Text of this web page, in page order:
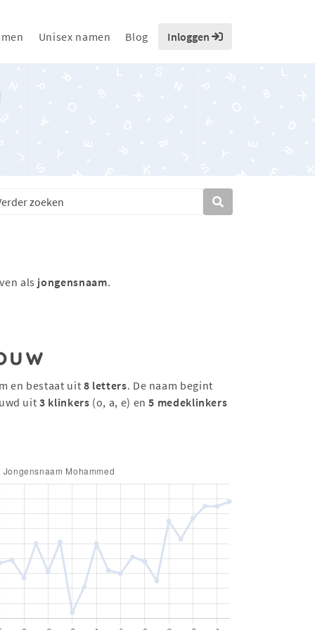
Unisex namen Blog Inloggen
als jongensnaam.
en bestaat uit8 letters. De naam begint
uit3 klinkers (o, a, e) en5 medeklinkers